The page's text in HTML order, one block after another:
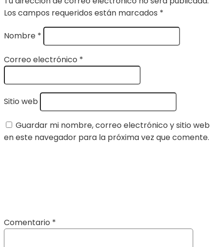
Los campos requeridos están marcados *
Nombre *
Correo electrónico *
Sitio web
Guardar mi nombre, correo electrónico y sitio web
en este navegador para la próxima vez que comente.
Comentario *